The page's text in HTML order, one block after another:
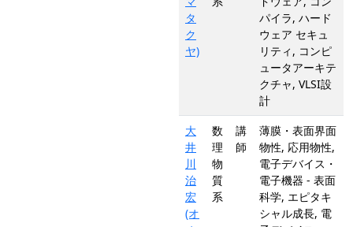
タ
ク
ヤ)
パイラ, ハード
ウェア セキュ
リティ, コンピ
ュータアーキテ
クチャ, VLSI設
計
大
井
川
治
宏
(オ
数
理
物
質
系
講
師
薄膜・表面界面
物性, 応用物性,
電子デバイス・
電子機器 - 表面
科学, エピタキ
シャル成長, 電